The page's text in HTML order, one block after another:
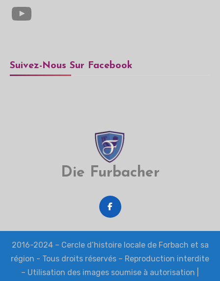
YouTube
Suivez-Nous Sur Facebook
Die Furbacher
2016-2024 – Cercle d’histoire locale de Forbach et sa
région - Tous droits réservés – Reproduction interdite
– Utilisation des images soumise à autorisation